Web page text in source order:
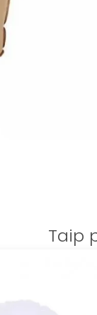
Taip